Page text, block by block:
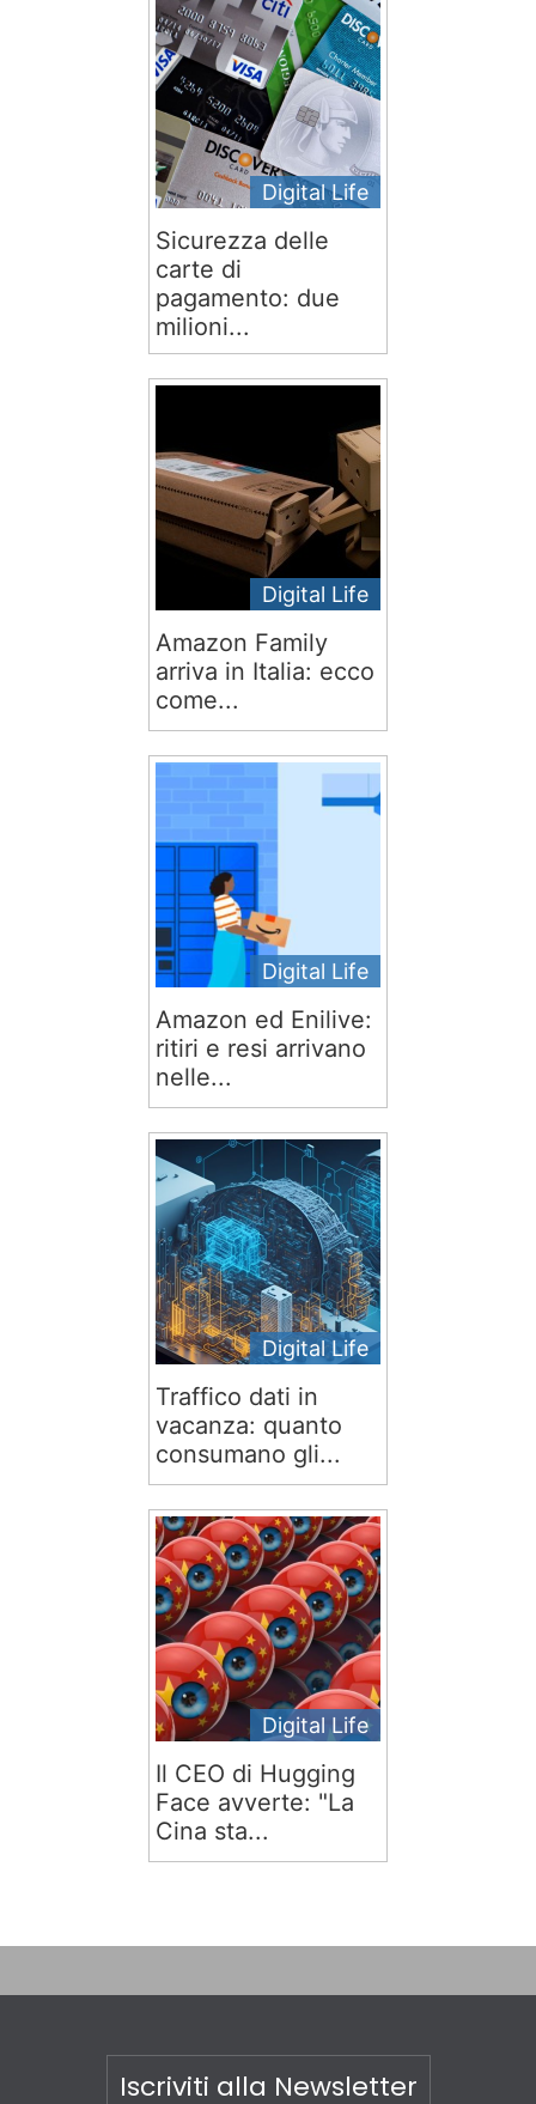
Digital Life
Sicurezza delle
carte di
pagamento: due
milioni...
Digital Life
Amazon Family
arriva in Italia: ecco
come...
Digital Life
Amazon ed Enilive:
ritiri e resi arrivano
nelle...
Digital Life
Traffico dati in
vacanza: quanto
consumano gli...
Digital Life
Il CEO di Hugging
Face avverte: "La
Cina sta...
Iscriviti alla Newsletter